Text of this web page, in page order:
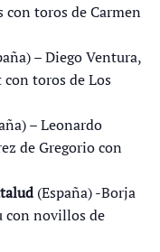
con toros de Carmen
– Diego Ventura,
toros de Los
– Leonardo
de Gregorio con
(España) -Borja
con novillos de